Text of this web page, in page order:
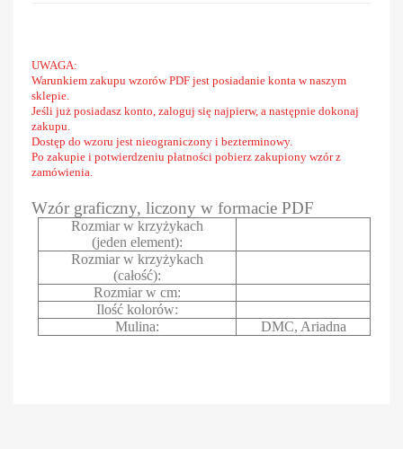
UWAGA:
Warunkiem zakupu wzorów PDF jest posiadanie konta w naszym
sklepie.
Jeśli już posiadasz konto, zaloguj się najpierw, a następnie dokonaj
zakupu.
Dostęp do wzoru jest nieograniczony i bezterminowy.
Po zakupie i potwierdzeniu płatności pobierz zakupiony wzór z
zamówienia.
Wzór graficzny, liczony w formacie PDF
Rozmiar w krzyżykach
(jeden element):
Rozmiar w krzyżykach
(całość):
Rozmiar w cm:
Ilość kolorów:
Mulina:
DMC, Ariadna